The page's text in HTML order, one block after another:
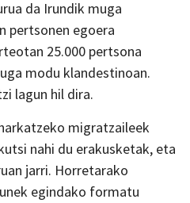
da Irundik muga
pertsonen egoera
25.000 pertsona
modu klandestinoan.
lagun hil dira.
migratzaileek
nahi du erakusketak, eta
jarri. Horretarako
egindako formatu